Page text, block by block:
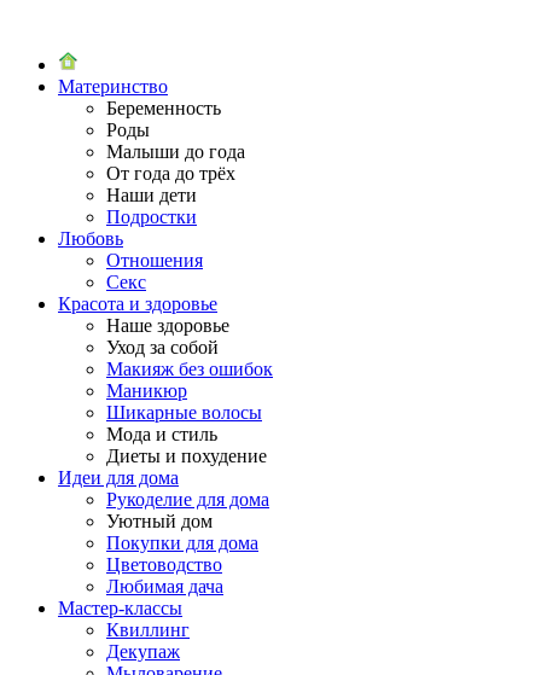
Материнство
Беременность
Роды
Малыши до года
От года до трёх
Наши дети
Подростки
Любовь
Отношения
Секс
Красота и здоровье
Наше здоровье
Уход за собой
Макияж без ошибок
Маникюр
Шикарные волосы
Мода и стиль
Диеты и похудение
Идеи для дома
Рукоделие для дома
Уютный дом
Покупки для дома
Цветоводство
Любимая дача
Мастер-классы
Квиллинг
Декупаж